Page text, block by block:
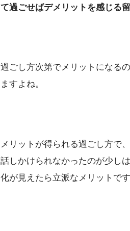
て過ごせばデメリットを感じる
過ごし方次第でメリットになる
ますよね。
メリットが得られる過ごし方で
話しかけられなかったのが少し
化が見えたら立派なメリットです